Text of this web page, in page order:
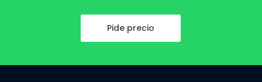
Pide precio